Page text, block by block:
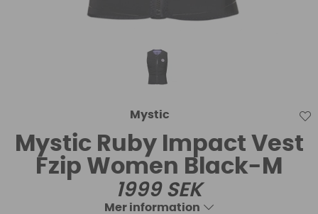
Mystic
Mystic Ruby Impact Vest
Fzip Women Black-M
1999SEK
Mer information